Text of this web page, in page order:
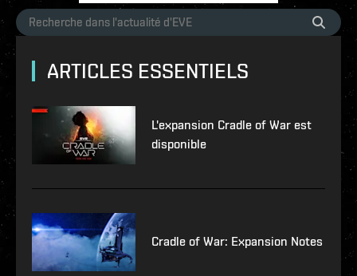
ARTICLES ESSENTIELS
L'expansion Cradle of War est
disponible
Cradle of War: Expansion Notes